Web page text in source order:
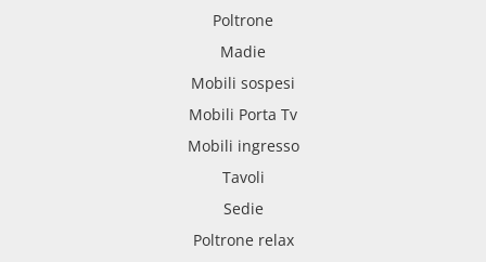
Poltrone
Madie
Mobili sospesi
Mobili Porta Tv
Mobili ingresso
Tavoli
Sedie
Poltrone relax